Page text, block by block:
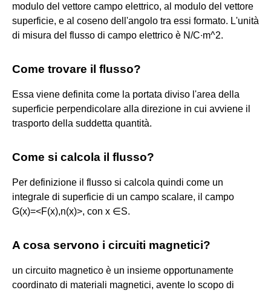
modulo del vettore campo elettrico, al modulo del vettore
superficie, e al coseno dell'angolo tra essi formato. L'unità
di misura del flusso di campo elettrico è N/C∙m^2.
Come trovare il flusso?
Essa viene definita come la portata diviso l'area della
superficie perpendicolare alla direzione in cui avviene il
trasporto della suddetta quantità.
Come si calcola il flusso?
Per definizione il flusso si calcola quindi come un
integrale di superficie di un campo scalare, il campo
G(x)=<F(x),n(x)>, con x ∈S.
A cosa servono i circuiti magnetici?
un circuito magnetico è un insieme opportunamente
coordinato di materiali magnetici, avente lo scopo di